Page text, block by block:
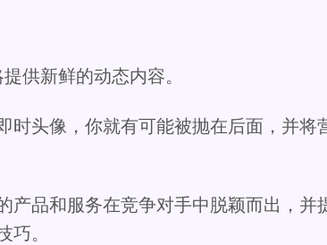
供新鲜的动态内容。
时头像，你就有可能被抛在后面，并将
产品和服务在竞争对手中脱颖而出，并
。